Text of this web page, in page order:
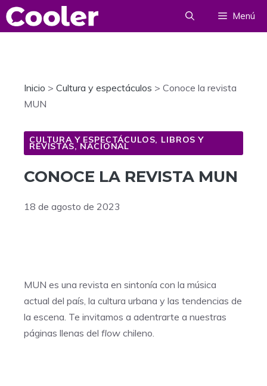
Saltar
al
Menú
Inicio > Cultura y espectáculos > Conoce la revista
MUN
CULTURA Y ESPECTÁCULOS, LIBROS Y
REVISTAS, NACIONAL
CONOCE LA REVISTA MUN
18 de agosto de 2023
MUN es una revista en sintonía con la música
actual del país, la cultura urbana y las tendencias de
la escena. Te invitamos a adentrarte a nuestras
páginas llenas del flow chileno.